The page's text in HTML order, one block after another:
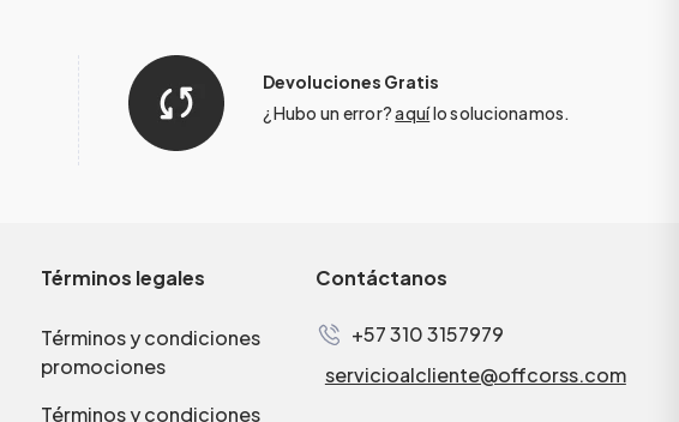
Devoluciones Gratis
¿Hubo un error?aquílo solucionamos.
Términos legales
Términos y condiciones
promociones
Términos y condiciones
Contáctanos
+57 310 3157979
servicioalcliente@offcorss.com